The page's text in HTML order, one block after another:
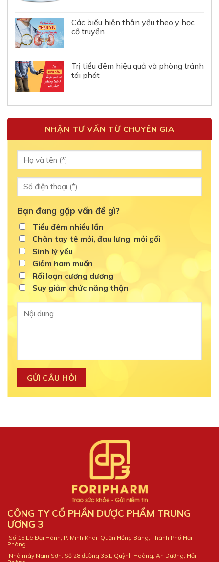
Các biểu hiện thận yếu theo y học
cổ truyền
Trị tiểu đêm hiệu quả và phòng tránh
tái phát
NHẬN TƯ VẤN TỪ CHUYÊN GIA
Bạn đang gặp vấn đề gì?
Tiểu đêm nhiều lần
Chân tay tê mỏi, đau lưng, mỏi gối
Sinh lý yếu
Giảm ham muốn
Rối loạn cương dương
Suy giảm chức năng thận
CÔNG TY CỔ PHẦN DƯỢC PHẨM TRUNG
ƯƠNG 3
Số 16 Lê Đại Hành, P. Minh Khai, Quận Hồng Bàng, Thành Phố Hải
Phòng
Nhà máy Nam Sơn: Số 28 đường 351, Quỳnh Hoàng, An Dương, Hải